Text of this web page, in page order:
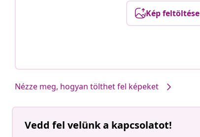
Kép feltöltése
Nézze meg, hogyan tölthet fel képeket
Vedd fel velünk a kapcsolatot!